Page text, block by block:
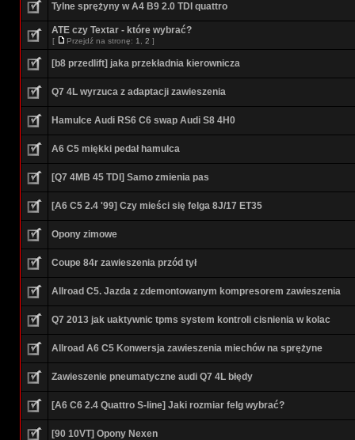
Tylne sprężyny w A4 B9 2.0 TDI quattro
ATE czy Textar - które wybrać?
[ Przejdź na stronę: 1 2 ]
[b8 przedlift] jaka przekładnia kierownicza
Q7 4L wyrzuca z adaptacji zawieszenia
Hamulce Audi RS6 C6 swap Audi S8 4H0
A6 C5 miękki pedał hamulca
[Q7 4MB 45 TDI] Samo zmienia pas
[A6 C5 2.4 '99] Czy mieści się felga 8J/17 ET35
Opony zimowe
Coupe 84r zawieszenia przód tył
Allroad C5. Jazda z zdemontowanym kompresorem zawieszenia
Q7 2013 jak uaktywnic tpms system kontroli cisnienia w kolac
Allroad A6 C5 Konwersja zawieszenia miechów na sprężyne
Zawieszenie pneumatyczne audi Q7 4L błędy
[A6 C6 2.4 Quattro S-line] Jaki rozmiar felg wybrać?
[90 10VT] Opony Nexen